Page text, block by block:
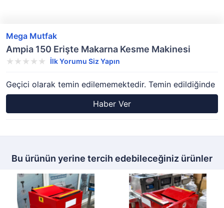
Mega Mutfak
Ampia 150 Erişte Makarna Kesme Makinesi
İlk Yorumu Siz Yapın
Geçici olarak temin edilememektedir. Temin edildiğinde
Haber Ver
Bu ürünün yerine tercih edebileceğiniz ürünler